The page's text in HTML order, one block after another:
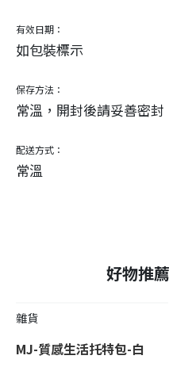
有效日期：
如包裝標示
保存方法：
常溫，開封後請妥善密封
配送方式：
常溫
好物推
雜貨
MJ-質感生活托特包-白